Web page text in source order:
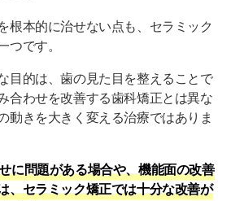
根本的に治せない点も、セラミック
つです。
目的は、歯の見た目を整えることで
合わせを改善する歯科矯正とは異な
動きを大きく変える治療ではありま
に問題がある場合や、機能面の改善
、セラミック矯正では十分な改善が